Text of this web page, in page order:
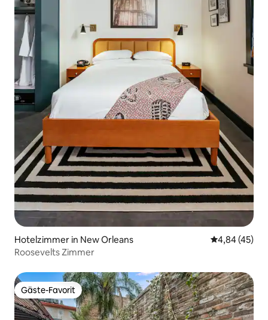
Hotelzimmer in New Orleans
4,84 (45)
Roosevelts Zimmer
Gäste-Favorit
Gäste-Favorit